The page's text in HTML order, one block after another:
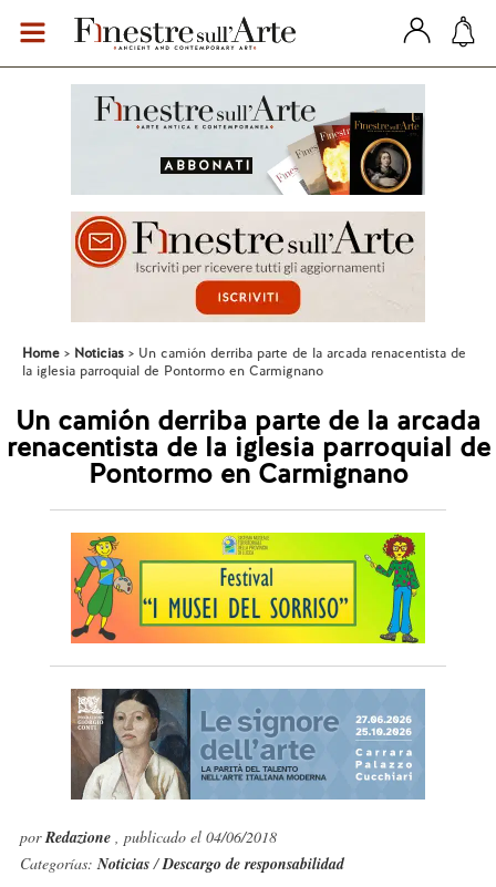
Home Noticias
Un camión derriba parte de la arcada renacentista de
la iglesia parroquial de Pontormo en Carmignano
Un camión derriba parte de la arcada
renacentista de la iglesia parroquial de
Pontormo en Carmignano
porRedazione , publicado el 04/06/2018
Categorías:Noticias/Descargo de responsabilidad